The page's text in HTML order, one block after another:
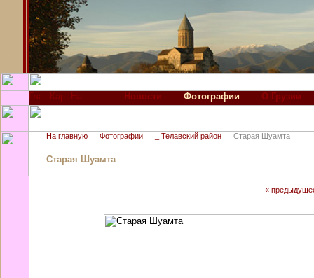
Новости Фотографии О Грузии
На главную Фотографии _ Телавский район Старая Шуамта
Старая Шуамта
«